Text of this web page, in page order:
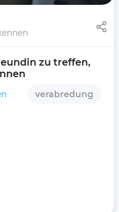
zu treffen,
verabredung